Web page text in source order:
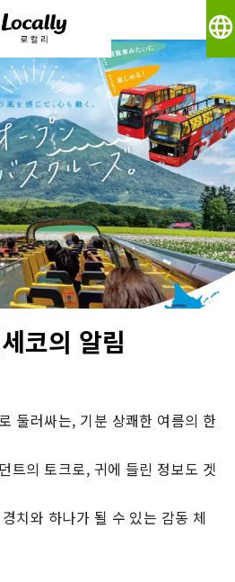
language
코의 알림
둘러싸는, 기분 상쾌한 여름의 한
트의 토크로, 귀에 들린 정보도 겟
치와 하나가 될 수 있는 감동 체